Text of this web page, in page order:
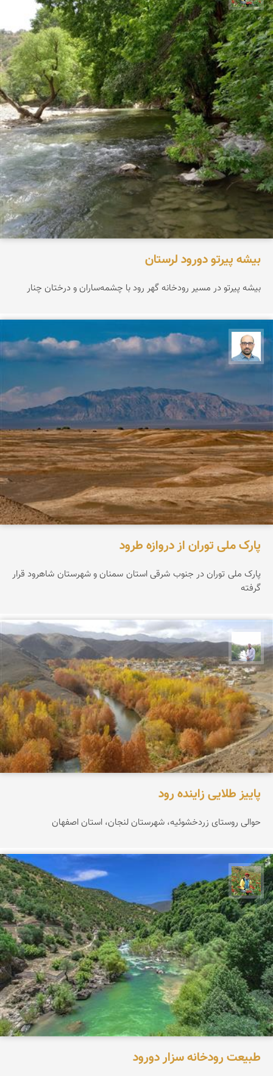
بیشه پیرتو دورود لرستان
بیشه پیرتو در مسیر رودخانه گهر رود با چشمه‌ساران و درختان چنار
بابک ارجمندی
پارک ملی توران از دروازه طرود
پارک ملی توران در جنوب شرقی استان سمنان و شهرستان شاهرود قرار
گرفته
مهرداد زینلیان
پاییز طلایی زاینده رود
حوالی روستای زردخشوئیه، شهرستان لنجان، استان اصفهان
اسفندیار خدایی
طبیعت رودخانه سزار دورود